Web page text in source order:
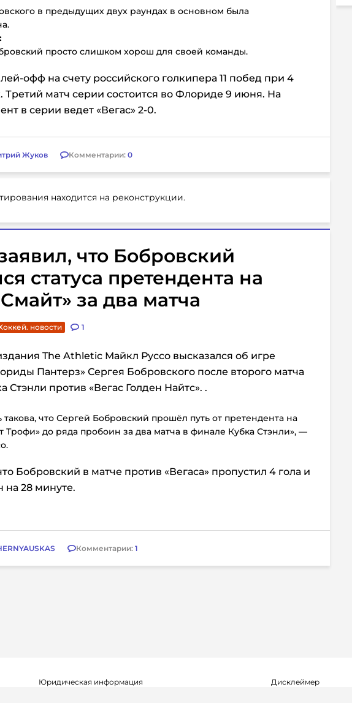
в предыдущих двух раундах в основном была
просто слишком хорош для своей команды.
офф на счету российского голкипера 11 побед при 4
Третий матч серии состоится во Флориде 9 июня. На
в серии ведет «Вегас» 2-0.
Жуков Комментарии: 0
находится на реконструкции.
что Бобровский
статуса претендента на
за два матча
новости 1
The Athletic Майкл Руссо высказался об игре
Пантерз» Сергея Бобровского после второго матча
Стэнли против «Вегас Голден Найтс». .
такова, что Сергей Бобровский прошёл путь от претендента на
Трофи» до ряда пробоин за два матча в финале Кубка Стэнли», —
Бобровский в матче против «Вегаса» пропустил 4 гола и
на 28 минуте.
Комментарии: 1
Юридическая информация Дисклеймер